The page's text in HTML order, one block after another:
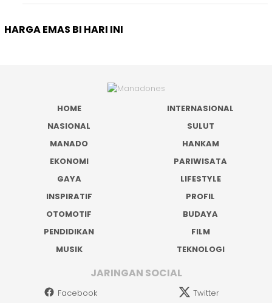
HARGA EMAS BI HARI INI
HOME
INTERNASIONAL
NASIONAL
SULUT
MANADO
HANKAM
EKONOMI
PARIWISATA
GAYA
LIFESTYLE
INSPIRATIF
PROFIL
OTOMOTIF
BUDAYA
PENDIDIKAN
FILM
MUSIK
TEKNOLOGI
JARINGAN SOCIAL
Facebook Twitter